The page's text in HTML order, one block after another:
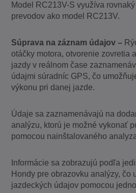
Model RC213V-S využíva
prevodov ako model RC213V.
Súprava na záznam údajov –
otáčky motora, otvorenie zovretia
jazdy v reálnom čase
údajmi súradníc GPS, čo
výkonu pri danej jazde.
Údaje sa zaznamenávajú na
analýzu, ktorú je možné vykonať
pomocou nainštalovaného
Informácie sa zobrazujú podľa
Hondy pre obrazovku analýzy, čo
jazdeckých údajov pomocou